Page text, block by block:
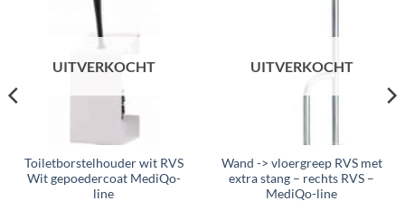
UITVERKOCHT
Toiletborstelhouder wit RVS
Wit gepoedercoat MediQo-
line
UITVERKOCHT
Wand -> vloergreep RVS met
extra stang – rechts RVS –
MediQo-line